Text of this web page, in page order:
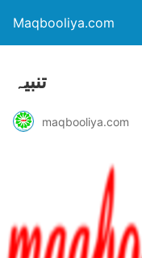
Maqbooliya.com
تنبیہ
maqbooliya.com